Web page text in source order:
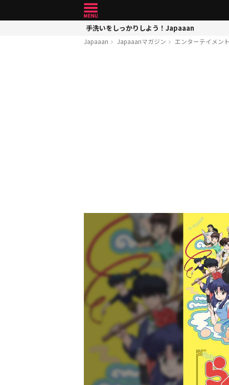
手洗いをしっかりしよう！Japaaan
Japaaan Japaaanマガジン エンターテイメン